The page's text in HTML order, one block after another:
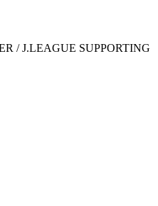
/ J.LEAGUE SUPPORTING